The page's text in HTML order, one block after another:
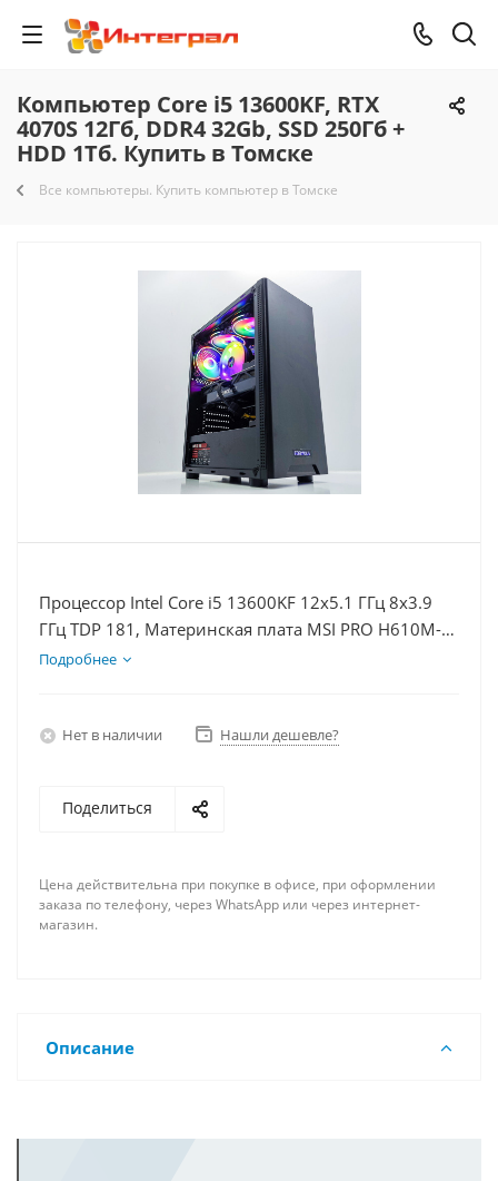
Компьютер Core i5 13600KF, RTX
4070S 12Гб, DDR4 32Gb, SSD 250Гб +
HDD 1Тб. Купить в Томске
Все компьютеры. Купить компьютер в Томске
Процессор Intel Core i5 13600KF 12x5.1 ГГц 8x3.9
ГГц TDP 181, Материнская плата MSI PRO H610M-E,
Видеокарта RTX 4070S 12Гб, Память DDR4 32Gb,
Подробнее
Нет в наличии Нашли дешевле?
Поделиться
Цена действительна при покупке в офисе, при оформлении
заказа по телефону, через WhatsApp или через интернет-
магазин.
Описание